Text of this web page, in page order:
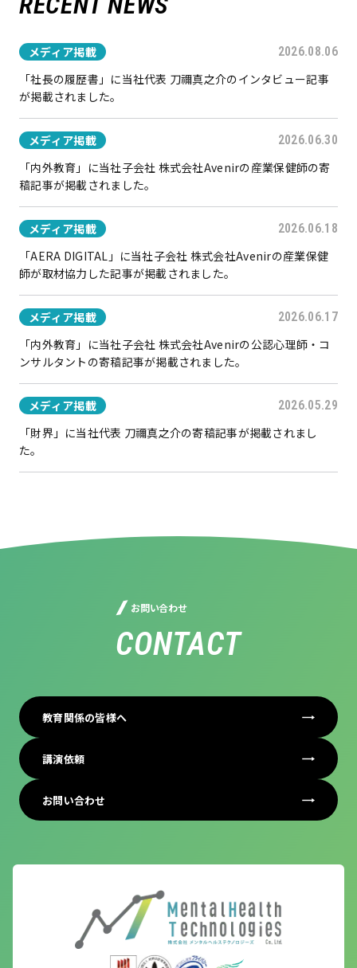
メディア掲載 2026.08.06
「社長の履歴書」に当社代表 刀禰真之介のインタビュー記事
が掲載されました。
メディア掲載 2026.06.30
「内外教育」に当社子会社 株式会社Avenirの産業保健師の寄
稿記事が掲載されました。
メディア掲載 2026.06.18
「AERA DIGITAL」に当社子会社 株式会社Avenirの産業保健
師が取材協力した記事が掲載されました。
メディア掲載 2026.06.17
「内外教育」に当社子会社 株式会社Avenirの公認心理師・コ
ンサルタントの寄稿記事が掲載されました。
メディア掲載 2026.05.29
「財界」に当社代表 刀禰真之介の寄稿記事が掲載されまし
た。
お問い合わせ
CONTACT
教育関係の皆様へ
講演依頼
お問い合わせ